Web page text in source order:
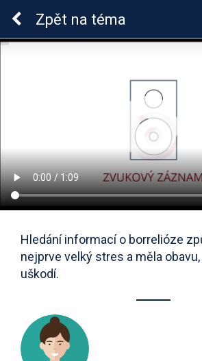
Lymeská borrelióza
Zpět na téma
Hledání informací o borrelióze
nejprve velký stres a měla
uškodí.